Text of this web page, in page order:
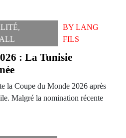
,
BYLANG
FILS
: La Tunisie
la Coupe du Monde 2026 après
Malgré la nomination récente